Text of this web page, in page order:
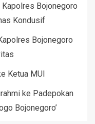
Bojonegoro
Kondusif
Bojonegoro
Ketua MUI
ke Padepokan
Bojonegoro’